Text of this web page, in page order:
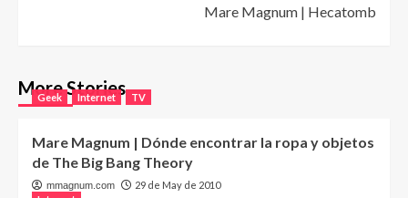
Mare Magnum | Hecatomb
More Stories
Geek Internet TV
Mare Magnum | Dónde encontrar la ropa y objetos
de The Big Bang Theory
mmagnum.com
29 de May de 2010